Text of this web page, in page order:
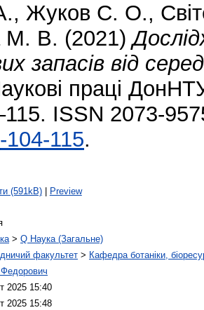
, Жуков С. О.,
М. В. (2021)
запасів від
праці
ISSN 2073-
104-115.
(591kB)| Preview
> Q Наука (Загальне)
факультет > Кафедра ботаніки,
Федорович
2025 15:40
2025 15:48